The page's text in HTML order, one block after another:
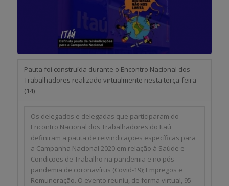
Pauta foi construída durante o Encontro Nacional dos
Trabalhadores realizado virtualmente nesta terça-feira
(14)
Os delegados e delegadas que participaram do
Encontro Nacional dos Trabalhadores do Itaú
definiram a pauta de reivindicações específicas para
a Campanha Nacional 2020 em relação à Saúde e
Condições de Trabalho na pandemia e no pós-
pandemia de coronavírus (Covid-19); Empregos e
Remuneração. O evento reuniu, de forma virtual, 95